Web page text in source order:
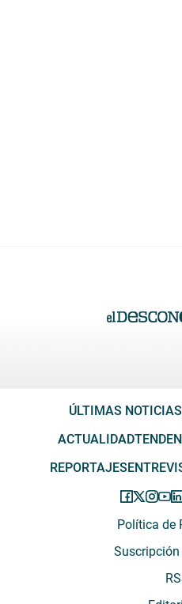
ÚLTIMAS NOTICIAS
ACTUALIDAD
REPORTAJES
Política de